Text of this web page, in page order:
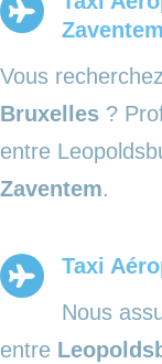
Vous
Bruxelles ?
entre
Zaventem.
Taxi
Nous
entre